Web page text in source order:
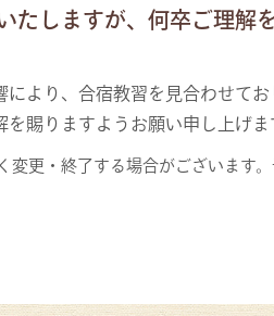
たしますが、何卒ご理解
より、合宿教習を見合わせて
賜りますようお願い申し上げま
更・終了する場合がございます。